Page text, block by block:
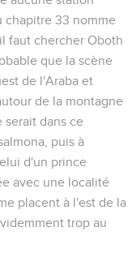
chapitre 33 nomme
faut chercher Oboth
que la scène
de l'Araba et
de la montagne
serait dans ce
puis à
d'un prince
avec une localité
placent à l'est de la
trop au